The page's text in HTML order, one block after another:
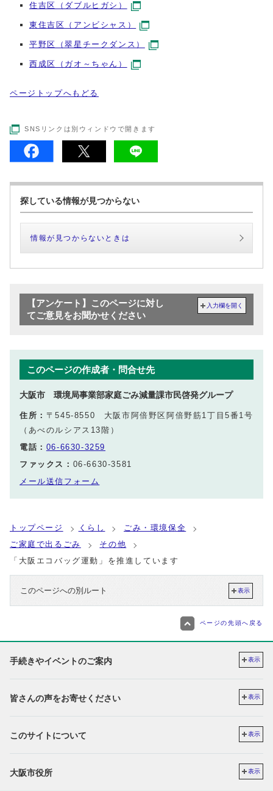
住吉区（ダブルヒガシ）
東住吉区（アンビシャス）
平野区（翠星チークダンス）
西成区（ガオ～ちゃん）
ページトップへもどる
SNSリンクは別ウィンドウで開きます
探している情報が見つからない
情報が見つからないときは
【アンケート】このページに対し
てご意見をお聞かせください
入力欄を開く
このページの作成者・問合せ先
大阪市 環境局事業部家庭ごみ減量課市民啓発グループ
住所： 〒545-8550 大阪市阿倍野区阿倍野筋1丁目5番1号
（あべのルシアス13階）
電話： 06-6630-3259
ファックス： 06-6630-3581
メール送信フォーム
トップページ くらし
ごみ・環境保全
ご家庭で出るごみ
その他
「大阪エコバッグ運動」を推進しています
このページへの別ルート 表示
ページの先頭へ戻る
手続きやイベントのご案内 表示
皆さんの声をお寄せください 表示
このサイトについて 表示
大阪市役所 表示